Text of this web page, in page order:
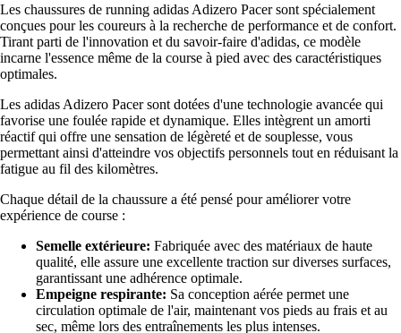
Les chaussures de running adidas Adizero Pacer sont spécialement
conçues pour les coureurs à la recherche de performance et de confort.
Tirant parti de l'innovation et du savoir-faire d'adidas, ce modèle
incarne l'essence même de la course à pied avec des caractéristiques
optimales.
Les adidas Adizero Pacer sont dotées d'une technologie avancée qui
favorise une foulée rapide et dynamique. Elles intègrent un amorti
réactif qui offre une sensation de légèreté et de souplesse, vous
permettant ainsi d'atteindre vos objectifs personnels tout en réduisant la
fatigue au fil des kilomètres.
Chaque détail de la chaussure a été pensé pour améliorer votre
expérience de course :
Semelle extérieure: Fabriquée avec des matériaux de haute
qualité, elle assure une excellente traction sur diverses surfaces,
garantissant une adhérence optimale.
Empeigne respirante: Sa conception aérée permet une
circulation optimale de l'air, maintenant vos pieds au frais et au
sec, même lors des entraînements les plus intenses.